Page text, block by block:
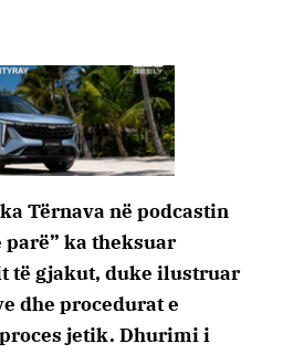
Tërnava në podcastin
parë” ka theksuar
të gjakut, duke ilustruar
dhe procedurat e
jetik. Dhurimi i